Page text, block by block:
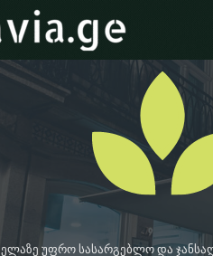
უფრო სასარგებლო და